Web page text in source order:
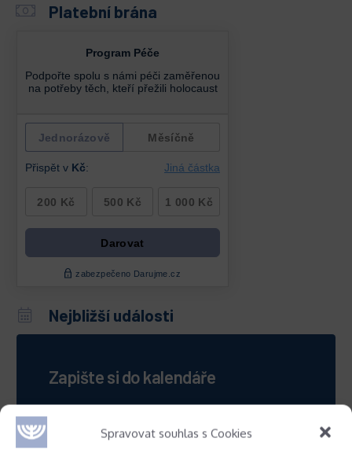
Spravovat souhlas s Cookies
Platební brána
Nejbližší události
Zapište si do kalendáře